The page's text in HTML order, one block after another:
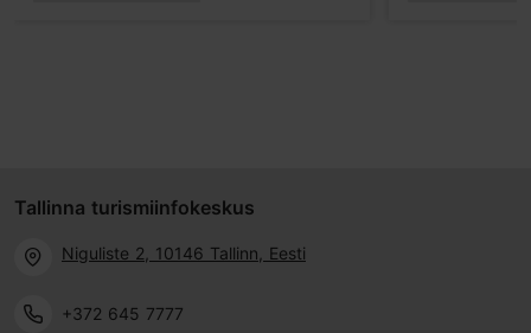
Tallinna turismiinfokeskus
Niguliste 2, 10146 Tallinn, Eesti
+372 645 7777